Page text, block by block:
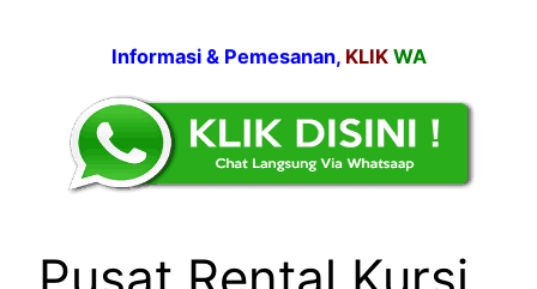
Informasi & Pemesanan, KLIK WA